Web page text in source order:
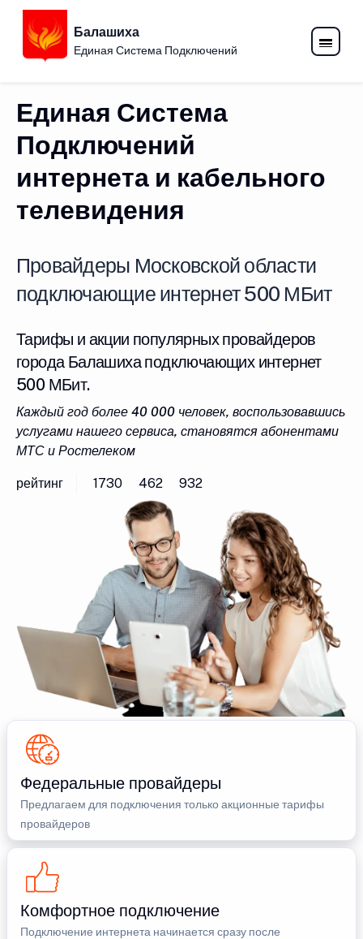
Балашиха
Единая Система Подключений
Единая Система
Подключений
интернета и кабельного
телевидения
Провайдеры Московской области
подключающие интернет 500 МБит
Тарифы и акции популярных провайдеров
города Балашиха подключающих интернет
500 МБит.
Каждый год более 40 000 человек, воспользовавшись
услугами нашего сервиса, становятся абонентами
МТС и Ростелеком
рейтинг 1730 462 932
Федеральные провайдеры
Предлагаем для подключения только акционные тарифы
провайдеров
Комфортное подключение
Подключение интернета начинается сразу после